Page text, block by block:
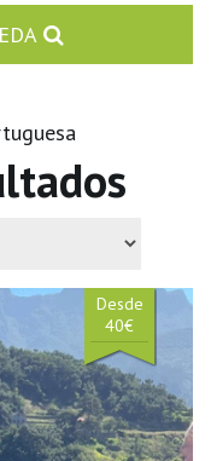
Desde
40€